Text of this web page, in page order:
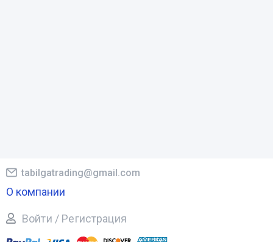
tabilgatrading@gmail.com
О компании
Войти / Регистрация